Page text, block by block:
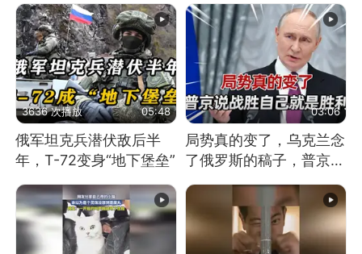
3636 次播放 05:48
俄军坦克兵潜伏敌后半
年，T-72变身“地下堡垒”
03:06
局势真的变了，乌克兰念
了俄罗斯的稿子，普京说
战胜自己就是胜利